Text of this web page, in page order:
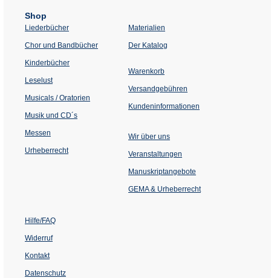
Shop
Liederbücher
Chor und Bandbücher
Kinderbücher
Leselust
Musicals / Oratorien
Musik und CD´s
Messen
Urheberrecht
Materialien
Der Katalog
Warenkorb
Versandgebühren
Kundeninformationen
Wir über uns
Veranstaltungen
einem
Tab)
Manuskriptangebote
GEMA & Urheberrecht
Hilfe/FAQ
Widerruf
Kontakt
Datenschutz